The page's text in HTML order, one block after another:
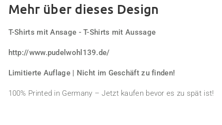
Mehr über dieses Design
T-Shirts mit Ansage - T-Shirts mit Aussage
http://www.pudelwohl139.de/
Limitierte Auflage | Nicht im Geschäft zu finden!
100% Printed in Germany – Jetzt kaufen bevor es zu spät ist!